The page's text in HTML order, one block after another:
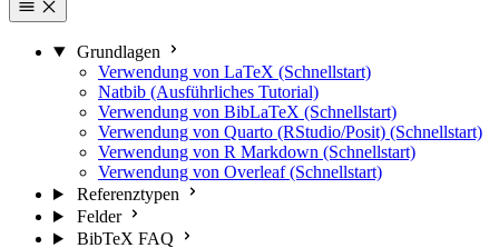
Grundlagen
Verwendung von LaTeX (Schnellstart)
Natbib (Ausführliches Tutorial)
Verwendung von BibLaTeX (Schnellstart)
Verwendung von Quarto (RStudio/Posit) (Schnellstart)
Verwendung von R Markdown (Schnellstart)
Verwendung von Overleaf (Schnellstart)
Referenztypen
Felder
BibTeX FAQ